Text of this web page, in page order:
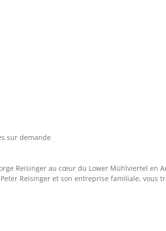
sur demande
Reisinger au cœur du Lower Mühlviertel en
Reisinger et son entreprise familiale, vous